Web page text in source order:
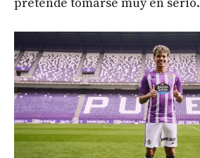
pretende tomarse muy en serio.